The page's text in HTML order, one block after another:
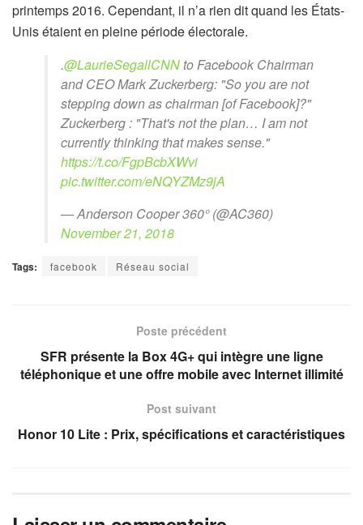
printemps 2016. Cependant, il n’a rien dit quand les États-
Unis étaient en pleine période électorale.
.@LaurieSegallCNN to Facebook Chairman
and CEO Mark Zuckerberg: "So you are not
stepping down as chairman [of Facebook]?"
Zuckerberg : "That's not the plan… I am not
currently thinking that makes sense."
https://t.co/FgpBcbXWvi
pic.twitter.com/eNQYZMz9jA
— Anderson Cooper 360° (@AC360)
November 21, 2018
Tags: facebook Réseau social
Poste précédent
SFR présente la Box 4G+ qui intègre une ligne
téléphonique et une offre mobile avec Internet illimité
Post suivant
Honor 10 Lite : Prix, spécifications et caractéristiques